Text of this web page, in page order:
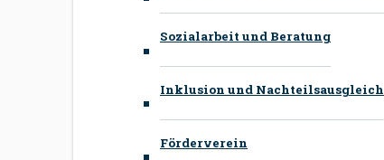
Sozialarbeit und Beratung
Inklusion und Nachteilsausgleich
Förderverein